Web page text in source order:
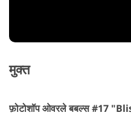
मुक्त
फ़ोटोशॉप ओवरले बबल्स #17